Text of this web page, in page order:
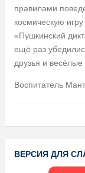
правилами
космическую
«Пушкинский
ещё раз
друзья и
Воспитатель
ВЕРСИЯ ДЛЯ